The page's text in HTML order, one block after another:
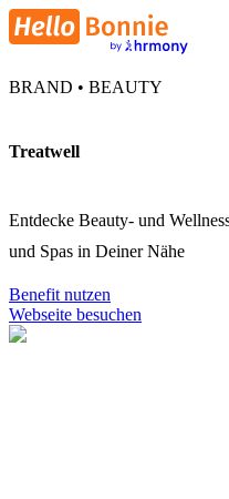
BRAND • BEAUTY
Treatwell
Entdecke Beauty- und
und Spas in Deiner Nähe
Benefit nutzen
Webseite besuchen